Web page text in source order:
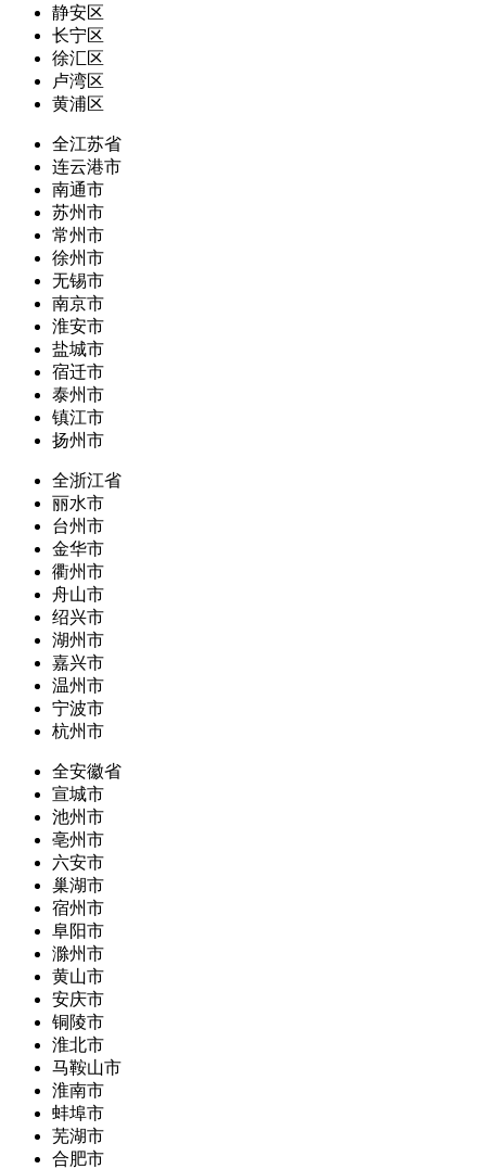
静安区
长宁区
徐汇区
卢湾区
黄浦区
全江苏省
连云港市
南通市
苏州市
常州市
徐州市
无锡市
南京市
淮安市
盐城市
宿迁市
泰州市
镇江市
扬州市
全浙江省
丽水市
台州市
金华市
衢州市
舟山市
绍兴市
湖州市
嘉兴市
温州市
宁波市
杭州市
全安徽省
宣城市
池州市
亳州市
六安市
巢湖市
宿州市
阜阳市
滁州市
黄山市
安庆市
铜陵市
淮北市
马鞍山市
淮南市
蚌埠市
芜湖市
合肥市